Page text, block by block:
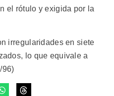
el rótulo y exigida por la
irregularidades en siete
lo que equivale a
96)